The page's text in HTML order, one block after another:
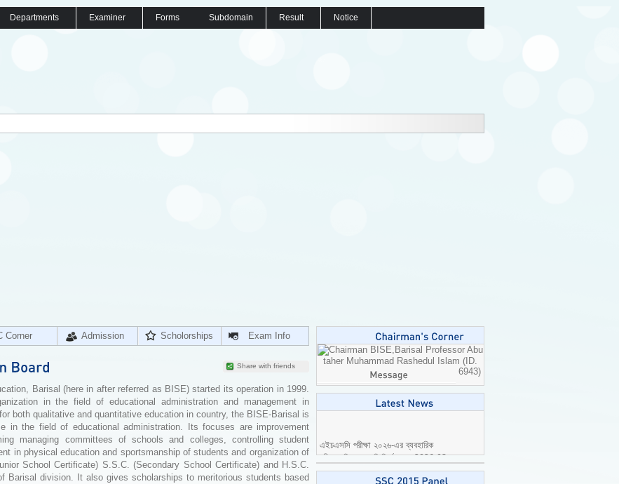
Departments Examiner Forms Subdomain Result Notice
Corner Admission Scholorships Exam Info
Share with friends
Barisal (here in after referred as BISE) started its operation in 1999.
in the field of educational administration and management in
both qualitative and quantitative education in country, the BISE-Barisal is
the field of educational administration. Its focuses are improvement
managing committees of schools and colleges, controlling student
in physical education and sportsmanship of students and organization of
School Certificate) S.S.C. (Secondary School Certificate) and H.S.C.
Barisal division. It also gives scholarships to meritorious students based
Professor Abu
taher Muhammad Rashedul Islam (ID.
6943)
পরীক্ষার বিষয়ে জরুরি নির্দেশনা।2026-08-
04